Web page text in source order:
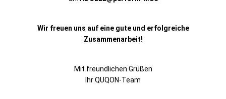
Wir freuen uns auf eine gute und erfolgreiche
Zusammenarbeit!
Mit freundlichen Grüßen
Ihr QUQON-Team